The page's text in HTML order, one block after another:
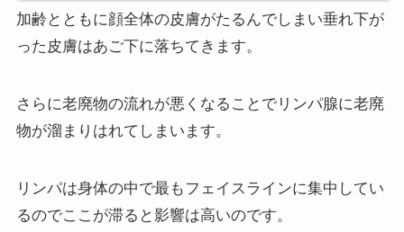
加齢とともに顔全体の皮膚がたるんでしまい垂れ下が
った皮膚はあご下に落ちてきます。
さらに老廃物の流れが悪くなることでリンパ腺に老廃
物が溜まりはれてしまいます。
リンパは身体の中で最もフェイスラインに集中してい
るのでここが滞ると影響は高いのです。